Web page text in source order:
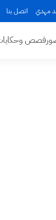
مهدي اتصل بنا
قصص